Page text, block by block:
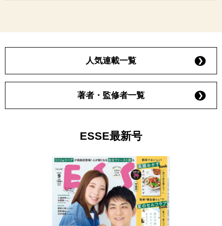
人気連載一覧
著者・監修者一覧
ESSE最新号